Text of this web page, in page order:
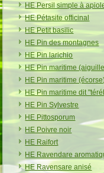
HE Persil simple à
HE Pétasite officinal
HE Petit basilic
HE Pin des montagnes
HE Pin larichio
HE Pin maritime
HE Pin maritime
HE Pin maritime dit
HE Pin Sylvestre
HE Pittosporum
HE Poivre noir
HE Raifort
HE Ravendare
HE Ravensare anisé